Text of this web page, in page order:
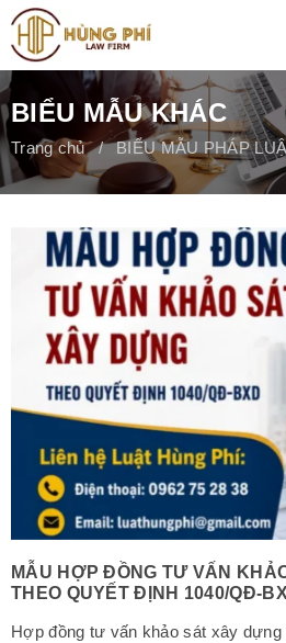
BIỂU MẪU KHÁC
Trang chủ BIỂU MẪU PHÁP
MẪU HỢP ĐỒNG TƯ VẤN
THEO QUYẾT ĐỊNH 1040/QĐ-
Hợp đồng tư vấn khảo sát xây